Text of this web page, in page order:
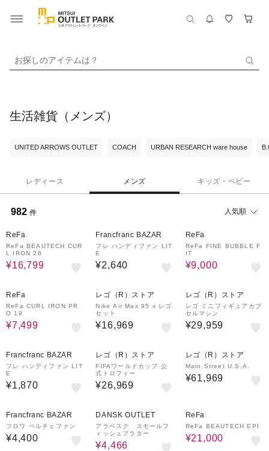
お探しのアイテムは？
生活雑貨（メンズ）
UNITED ARROWS OUTLET COACH URBAN RESEARCH ware house
レディース メンズ キッズ・ベビー
982 件 人気順
ReFa
ReFa BEAUTECH CUR
L IRON 26
¥16,799
Francfranc BAZAR
フレ ハンディファン LIT
E
¥2,640
ReFa
ReFa FINE BUBBLE F
IT
¥9,000
ReFa
ReFa CURL IRON PR
O 19
¥7,499
レゴ（R）ストア
Nike Air Max 95 x レゴ
セット
¥16,969
レゴ（R）ストア
レゴ ミニフィギュアカプ
セルマシン
¥29,959
Francfranc BAZAR
フレ ハンディファン LIT
E
¥1,870
レゴ（R）ストア
FIFAワールドカップ 公
式トロフィー
¥26,969
レゴ（R）ストア
Main Street U.S.A.
¥61,969
Francfranc BAZAR
フロワ ペルチェファン
¥4,400
DANSK OUTLET
アラベスク スモールフ
ィッシュプラター
¥4,466
ReFa
ReFa BEAUTECH EPI
¥21,000